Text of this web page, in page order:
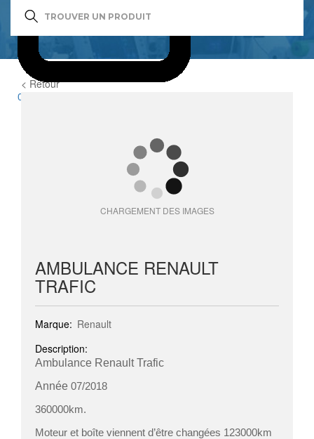
0
< Retour
CHARGEMENT DES IMAGES
AMBULANCE RENAULT
TRAFIC
Marque: Renault
Description:
Ambulance Renault Trafic
Année 07/2018
360000km.
Moteur et boîte viennent d’être changées 123000km